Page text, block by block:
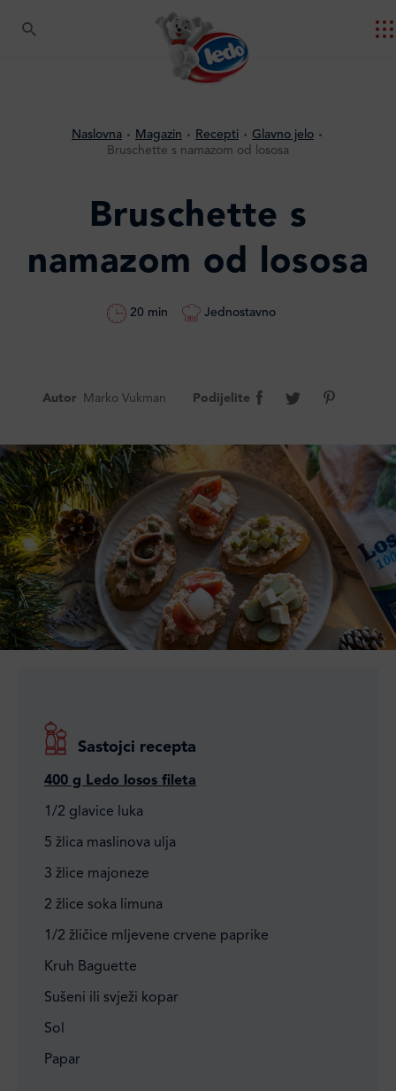
Naslovna Magazin Recepti
Glavno jelo
Bruschette s namazom od lososa
Bruschette s
namazom od lososa
20 min Jednostavno
Autor Marko Vukman Podijelite
Sastojci recepta
400 g Ledo losos fileta
1/2 glavice luka
5 žlica maslinova ulja
3 žlice majoneze
2 žlice soka limuna
1/2 žličice mljevene crvene paprike
Kruh Baguette
Sušeni ili svježi kopar
Sol
Papar